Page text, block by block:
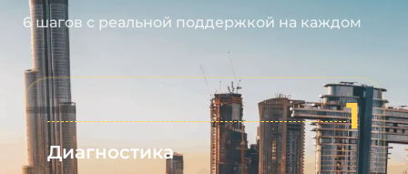
6 шагов с реальной поддержкой на каждом
1
Диагностика